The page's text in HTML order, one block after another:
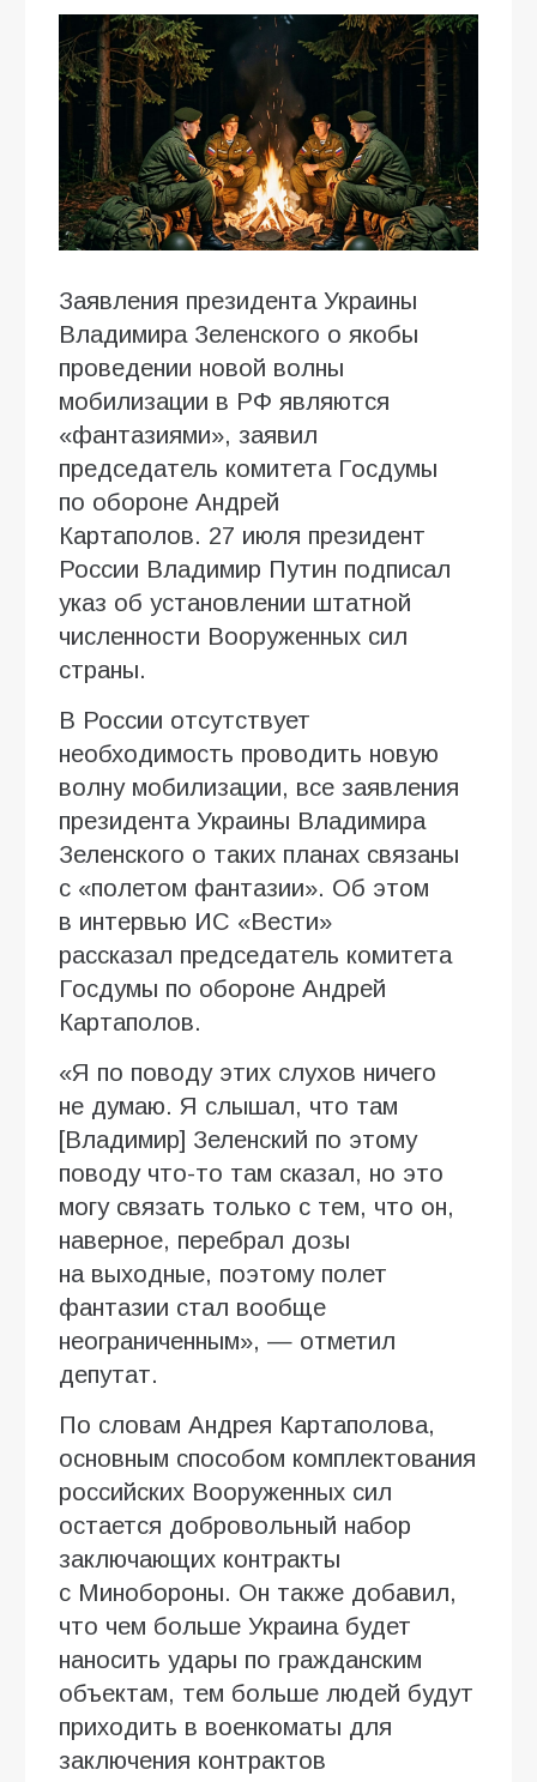
Заявления президента Украины
Владимира Зеленского о якобы
проведении новой волны
мобилизации в РФ являются
«фантазиями», заявил
председатель комитета Госдумы
по обороне Андрей
Картаполов. 27 июля президент
России Владимир Путин подписал
указ об установлении штатной
численности Вооруженных сил
страны.
В России отсутствует
необходимость проводить новую
волну мобилизации, все заявления
президента Украины Владимира
Зеленского о таких планах связаны
с «полетом фантазии». Об этом
в интервью ИC «Вести»
рассказал председатель комитета
Госдумы по обороне Андрей
Картаполов.
«Я по поводу этих слухов ничего
не думаю. Я слышал, что там
[Владимир] Зеленский по этому
поводу что-то там сказал, но это
могу связать только с тем, что он,
наверное, перебрал дозы
на выходные, поэтому полет
фантазии стал вообще
неограниченным», — отметил
депутат.
По словам Андрея Картаполова,
основным способом комплектования
российских Вооруженных сил
остается добровольный набор
заключающих контракты
с Минобороны. Он также добавил,
что чем больше Украина будет
наносить удары по гражданским
объектам, тем больше людей будут
приходить в военкоматы для
заключения контрактов